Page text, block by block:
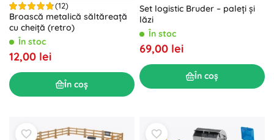
(12)
Broască metalică săltăreață
cu cheiță (retro)
În stoc
12,00 lei
În coș
Set logistic Bruder – paleți și
lăzi
În stoc
69,00 lei
În coș